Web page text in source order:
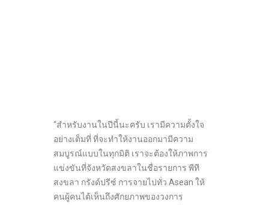
“สำหรับงานในปีนี้นะครับ เรามีความตั้งใจ
อย่างเต็มที่ ที่จะทำให้งานออกมามีความ
สมบูรณ์แบบในทุกมิติ เราจะต้องให้ภาพการ
แข่งขันที่จังหวัดสงขลาในชื่อรายการ พีที
สงขลา กรังด์ปรีซ์ การจายไปทั่ว Asean ให้
คนผู้คนได้เห็นถึงศักยภาพของวงการ